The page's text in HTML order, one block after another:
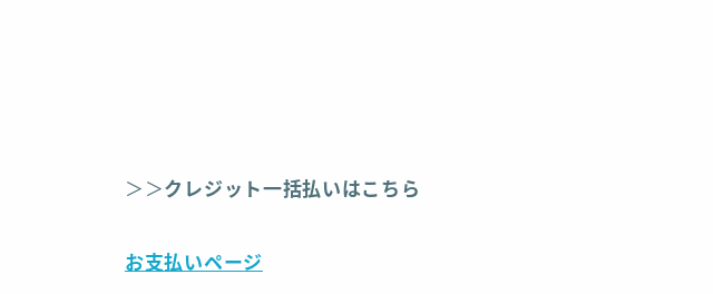
＞＞クレジット一括払いはこちら
お支払いページ